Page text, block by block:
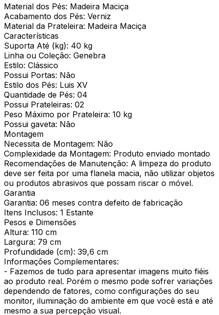
Material dos Pés: Madeira Maciça
Acabamento dos Pés: Verniz
Material da Prateleira: Madeira Maciça
Características
Suporta Até (kg): 40 kg
Linha ou Coleção: Genebra
Estilo: Clássico
Possui Portas: Não
Estilo dos Pés: Luis XV
Quantidade de Pés: 04
Possui Prateleiras: 02
Peso Máximo por Prateleira: 10 kg
Possui gaveta: Não
Montagem
Necessita de Montagem: Não
Complexidade da Montagem: Produto enviado montado
Recomendações de Manutenção: A limpeza do produto
deve ser feita por uma flanela macia, não utilizar objetos
ou produtos abrasivos que possam riscar o móvel.
Garantia
Garantia: 06 meses contra defeito de fabricação
Itens Inclusos: 1 Estante
Pesos e Dimensões
Altura: 110 cm
Largura: 79 cm
Profundidade (cm): 39,6 cm
Informações Complementares:
- Fazemos de tudo para apresentar imagens muito fiéis
ao produto real. Porém o mesmo pode sofrer variações
dependendo de fatores, como configurações do seu
monitor, iluminação do ambiente em que você está e até
mesmo a sua percepção visual.